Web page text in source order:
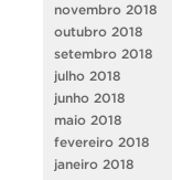
novembro 2018
outubro 2018
setembro 2018
julho 2018
junho 2018
maio 2018
fevereiro 2018
janeiro 2018